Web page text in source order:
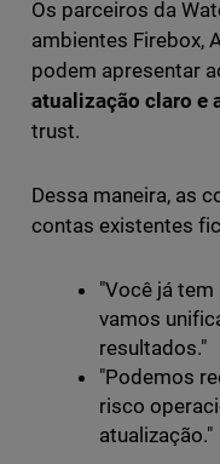
Os parceiros da
ambientes Firebox,
podem apresentar
atualização claro e
trust.
Dessa maneira, as
contas existentes
"Você já
vamos
resultados."
"Podemos
risco
atualização."